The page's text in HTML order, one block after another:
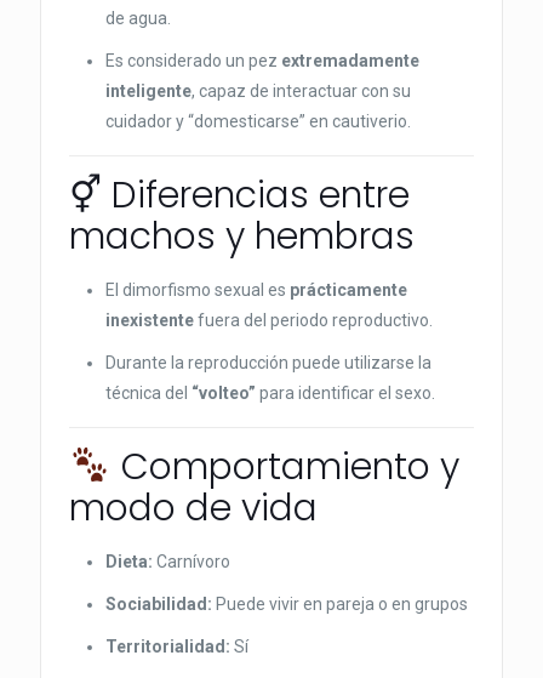
de agua.
Es considerado un pez extremadamente
inteligente, capaz de interactuar con su
cuidador y “domesticarse” en cautiverio.
⚥ Diferencias entre
machos y hembras
El dimorfismo sexual es prácticamente
inexistentefuera del periodo reproductivo.
Durante la reproducción puede utilizarse la
técnica del “volteo” para identificar el sexo.
Comportamiento y
modo de vida
Dieta: Carnívoro
Sociabilidad: Puede vivir en pareja o en grupos
Territorialidad: Sí